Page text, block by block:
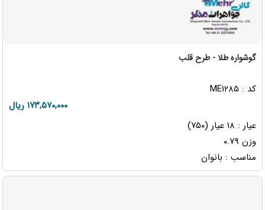
گوشواره طلا - طرح قلب
کد : ME۱۲۸۵
۱۷۳,۵۷۰,۰۰۰ ریال
عیار : ۱۸ عیار (۷۵۰)
وزن ۰.۷۹
مناسب : بانوان